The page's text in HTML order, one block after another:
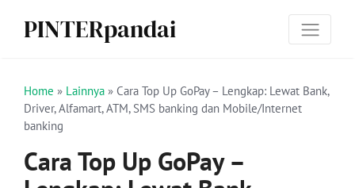
PINTERpandai
Home » Lainnya » Cara Top Up GoPay – Lengkap: Lewat Bank,
Driver, Alfamart, ATM, SMS banking dan Mobile/Internet
banking
Cara Top Up GoPay –